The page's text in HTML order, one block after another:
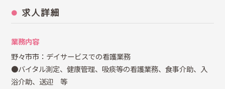
求人詳細
業務内容
野々市市：デイサービスでの看護業務
●バイタル測定、健康管理、吸痰等の看護業務、食事介助、入
浴介助、送迎 等